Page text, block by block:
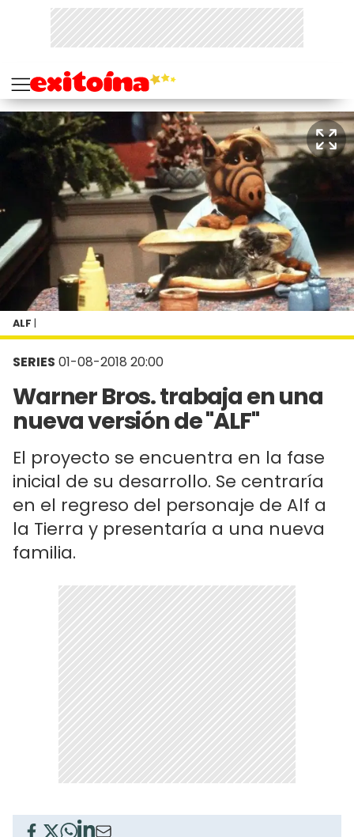
SERIES 01-08-2018 20:00
Warner Bros. trabaja en una
nueva versión de "ALF"
El proyecto se encuentra en la fase
inicial de su desarrollo. Se centraría
en el regreso del personaje de Alf a
la Tierra y presentaría a una nueva
familia.
ALF |